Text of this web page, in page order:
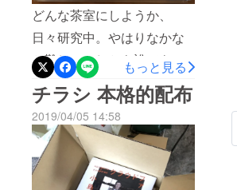
どんな茶室にしようか、
日々研究中。やはりなかな
か難しい。しかも誰でも組
み立てやすくしなければい
けないわけで。。。けど、
研究すればするほど面白さ
はましていく。時間はある
ようで無い。。。頑張りま
もっと見る
チラシ 本格的配布
2019/04/05 14:58